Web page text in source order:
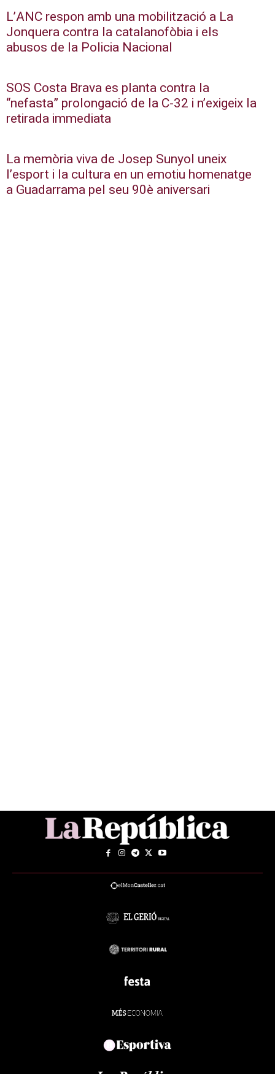
L’ANC respon amb una mobilització a La
Jonquera contra la catalanofòbia i els
abusos de la Policia Nacional
SOS Costa Brava es planta contra la
“nefasta” prolongació de la C-32 i n’exigeix la
retirada immediata
La memòria viva de Josep Sunyol uneix
l’esport i la cultura en un emotiu homenatge
a Guadarrama pel seu 90è aniversari